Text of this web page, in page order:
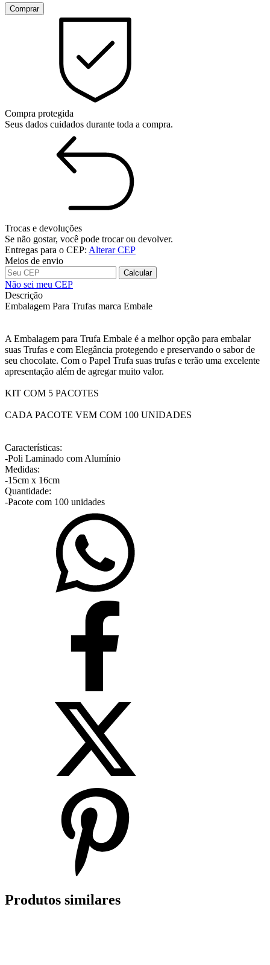
Compra protegida
Seus dados cuidados durante toda a compra.
Trocas e devoluções
Se não gostar, você pode trocar ou devolver.
Entregas para o CEP: Alterar CEP
Meios de envio
Calcular
Não sei meu CEP
Descrição
Embalagem Para Trufas marca Embale
A Embalagem para Trufa Embale é a melhor opção para embalar
suas Trufas e com Elegância protegendo e preservando o sabor de
seu chocolate. Com o Papel Trufa suas trufas e terão uma excelente
apresentação além de agregar muito valor.
KIT COM 5 PACOTES
CADA PACOTE VEM COM 100 UNIDADES
Características:
-Poli Laminado com Alumínio
Medidas:
-15cm x 16cm
Quantidade:
-Pacote com 100 unidades
Produtos similares